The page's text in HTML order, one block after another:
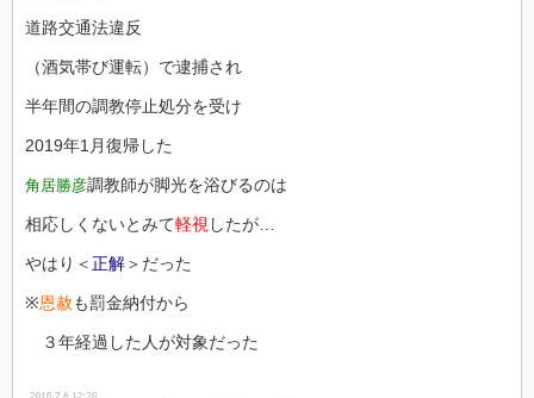
道路交通法違反
（酒気帯び運転）で逮捕され
半年間の調教停止処分を受け
2019年1月復帰した
角居勝彦調教師が脚光を浴びるのは
相応しくないとみて軽視したが…
やはり＜正解＞だった
※恩赦も罰金納付から
３年経過した人が対象だった